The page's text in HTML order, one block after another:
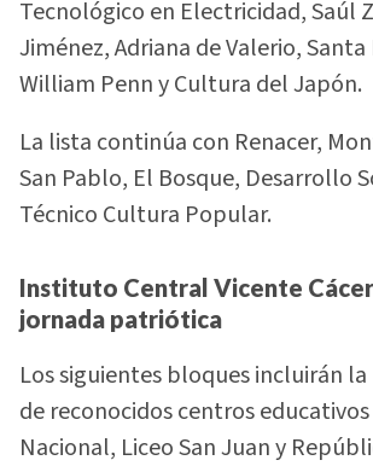
Tecnológico en Electricidad, Saúl
Jiménez, Adriana de Valerio, Santa
William Penn y Cultura del Japón.
La lista continúa con Renacer,
San Pablo, El Bosque, Desarrollo
Técnico Cultura Popular.
Instituto Central Vicente
jornada patriótica
Los siguientes bloques incluirán
de reconocidos centros
Nacional, Liceo San Juan y